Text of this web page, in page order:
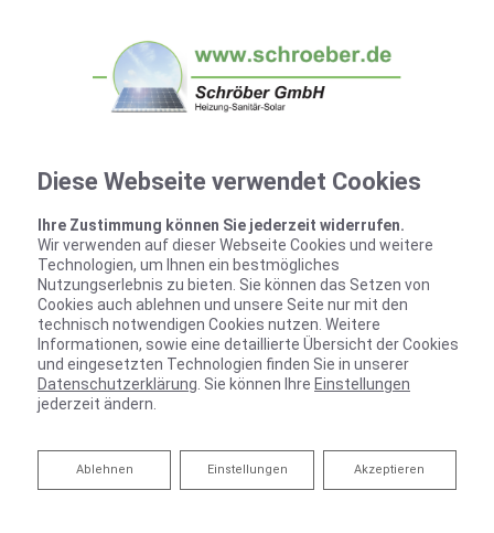
Diese Webseite verwendet Cookies
Ihre Zustimmung können Sie jederzeit widerrufen.
Wir verwenden auf dieser Webseite Cookies und weitere
Technologien, um Ihnen ein bestmögliches
Nutzungserlebnis zu bieten. Sie können das Setzen von
Cookies auch ablehnen und unsere Seite nur mit den
technisch notwendigen Cookies nutzen. Weitere
Informationen, sowie eine detaillierte Übersicht der Cookies
und eingesetzten Technologien finden Sie in unserer
Datenschutzerklärung . Sie können Ihre Einstellungen
jederzeit ändern.
Akzeptieren
Einstellungen
Ablehnen
Ablehnen